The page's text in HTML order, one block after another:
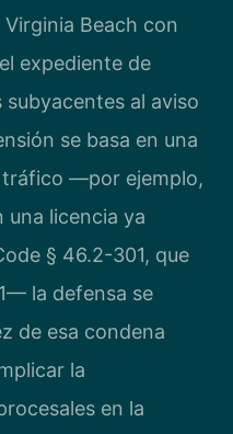
Beach con
expediente de
al aviso
se basa en una
—por ejemplo,
una licencia ya
§ 46.2-301, que
la defensa se
de esa condena
la
en la